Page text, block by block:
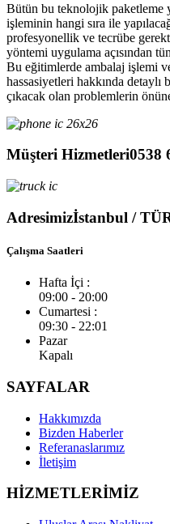
Bütün bu teknolojik paketleme
işleminin hangi sıra ile
profesyonellik ve tecrübe
yöntemi uygulama açısından
Bu eğitimlerde ambalaj işlemi
hassasiyetleri hakkında
çıkacak olan problemlerin
Müşteri Hizmetleri0538
Adresimizİstanbul /
Çalışma Saatleri
Hafta İçi :
09:00 - 20:00
Cumartesi :
09:30 - 22:01
Pazar
Kapalı
SAYFALAR
Hakkımızda
Bizden Haberler
Referanaslarımız
İletişim
HİZMETLERİMİZ